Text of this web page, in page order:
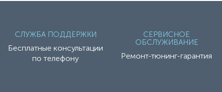
СЛУЖБА ПОДДЕРЖКИ
Бесплатные консультации
по телефону
СЕРВИСНОЕ
ОБСЛУЖИВАНИЕ
Ремонт-тюнинг-гарантия